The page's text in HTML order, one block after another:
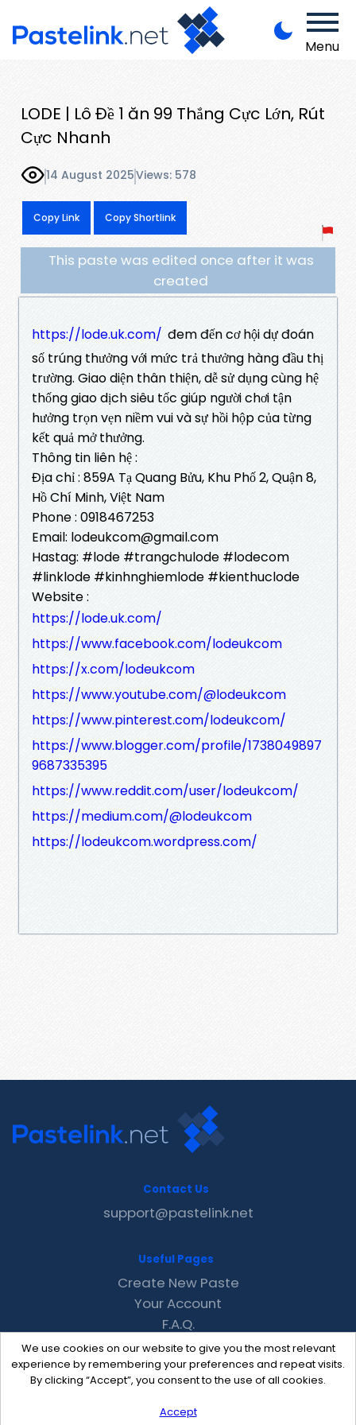
Menu
LODE | Lô Đề 1 ăn 99 Thắng Cực Lớn, Rút
Cực Nhanh
14 August 2025Views: 578
Copy Link Copy Shortlink
This paste was edited once after it was
created
https://lode.uk.com/ đem đến cơ hội dự đoán
số trúng thưởng với mức trả thưởng hàng đầu thị
trường. Giao diện thân thiện, dễ sử dụng cùng hệ
thống giao dịch siêu tốc giúp người chơi tận
hưởng trọn vẹn niềm vui và sự hồi hộp của từng
kết quả mở thưởng.
Thông tin liên hệ :
Địa chỉ : 859A Tạ Quang Bửu, Khu Phố 2, Quận 8,
Hồ Chí Minh, Việt Nam
Phone : 0918467253
Email: lodeukcom@gmail.com
Hastag: #lode #trangchulode #lodecom
#linklode #kinhnghiemlode #kienthuclode
Website :
https://lode.uk.com/
https://www.facebook.com/lodeukcom
https://x.com/lodeukcom
https://www.youtube.com/@lodeukcom
https://www.pinterest.com/lodeukcom/
https://www.blogger.com/profile/1738049897
9687335395
https://www.reddit.com/user/lodeukcom/
https://medium.com/@lodeukcom
https://lodeukcom.wordpress.com/
We use cookies on our website to give you the most relevant
experience by remembering your preferences and repeat visits.
By clicking “Accept”, you consent to the use of all cookies.
Accept
Contact Us
support@pastelink.net
Useful Pages
Create New Paste
Your Account
F.A.Q.
Recent
Contact